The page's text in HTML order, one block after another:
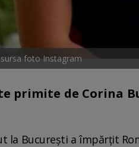
foto Instagram
primite de Corina
la București a împărțit